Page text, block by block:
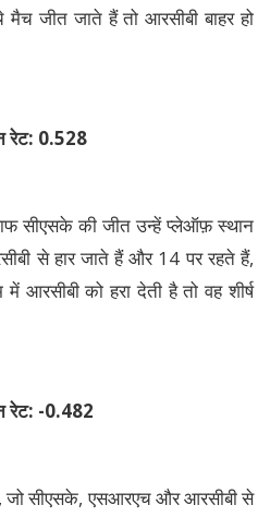
जीत जाते हैं तो आरसीबी बाहर हो
रेट: 0.528
सीएसके की जीत उन्हें प्लेऑफ़ स्थान
से हार जाते हैं और 14 पर रहते हैं,
को हरा देती है तो वह शीर्ष
रेट: -0.482
जो सीएसके, एसआरएच और आरसीबी से